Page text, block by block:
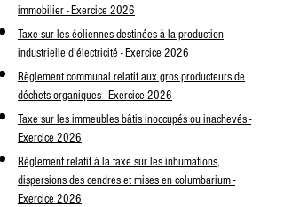
immobilier - Exercice 2026
Taxe sur les éoliennes destinées à la production
industrielle d'électricité - Exercice 2026
Règlement communal relatif aux gros producteurs de
déchets organiques - Exercice 2026
Taxe sur les immeubles bâtis inoccupés ou inachevés -
Exercice 2026
Règlement relatif à la taxe sur les inhumations,
dispersions des cendres et mises en columbarium -
Exercice 2026